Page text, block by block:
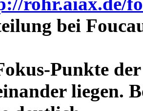
bei
Punkte
liegen.